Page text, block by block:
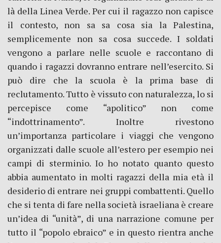
là della Linea Verde. Per cui il ragazzo non capisce
il contesto, non sa sa cosa sia la Palestina,
semplicemente non sa cosa succede. I soldati
vengono a parlare nelle scuole e raccontano di
quando i ragazzi dovranno entrare nell’esercito. Si
può dire che la scuola è la prima base di
reclutamento. Tutto è vissuto con naturalezza, lo si
percepisce come “apolitico” non come
“indottrinamento”. Inoltre rivestono
un’importanza particolare i viaggi che vengono
organizzati dalle scuole all’estero per esempio nei
campi di sterminio. Io ho notato quanto questo
abbia aumentato in molti ragazzi della mia età il
desiderio di entrare nei gruppi combattenti. Quello
che si tenta di fare nella società israeliana è creare
un’idea di “unità”, di una narrazione comune per
tutto il “popolo ebraico” e in questo rientra anche